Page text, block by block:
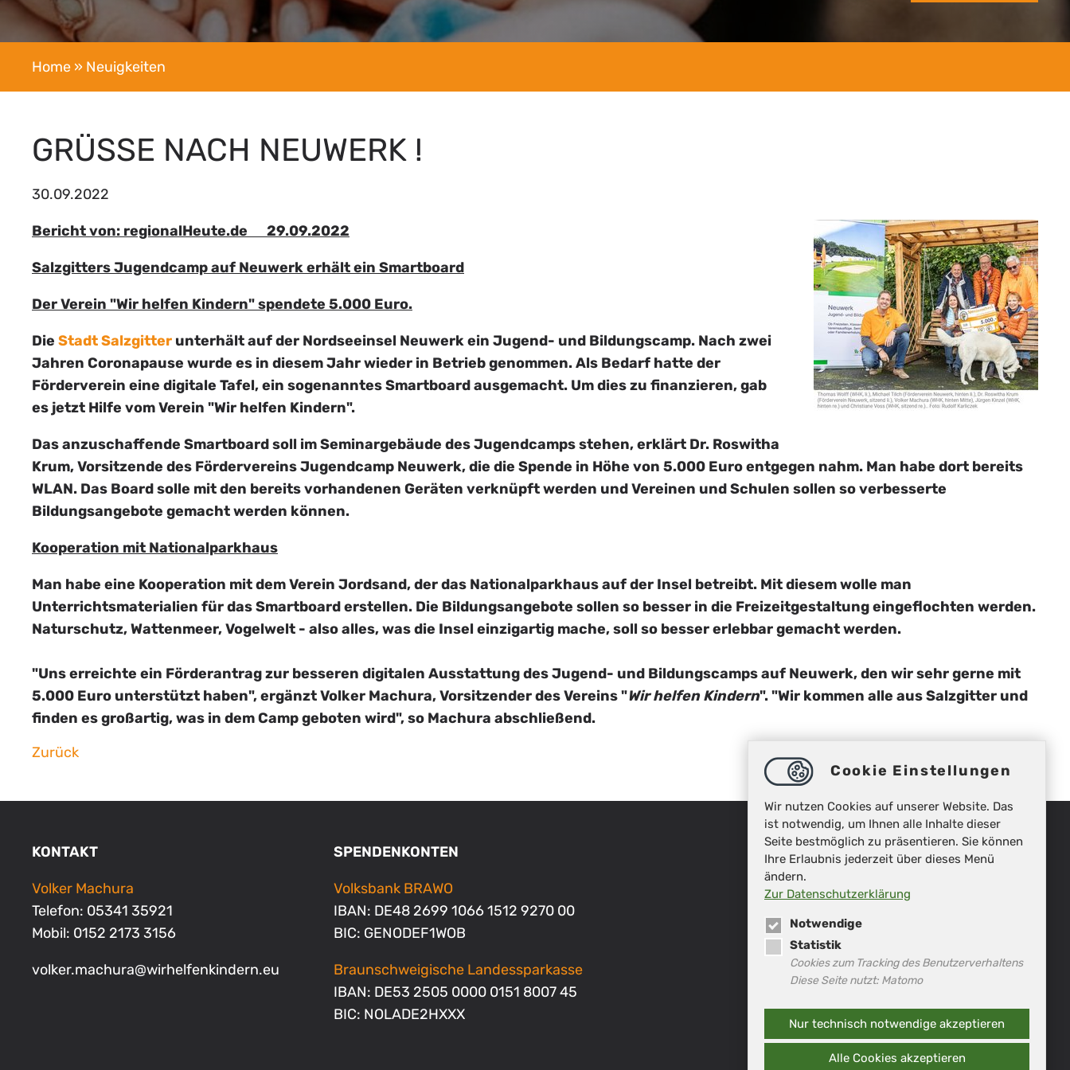
Home » Neuigkeiten
GRÜSSE NACH NEUWERK !
30.09.2022
Bericht von: regionalHeute.de 29.09.2022
Salzgitters Jugendcamp auf Neuwerk erhält ein Smartboard
Der Verein "Wir helfen Kindern" spendete 5.000 Euro.
Die Stadt Salzgitter unterhält auf der Nordseeinsel Neuwerk ein Jugend- und Bildungscamp. Nach zwei
Jahren Coronapause wurde es in diesem Jahr wieder in Betrieb genommen. Als Bedarf hatte der
Förderverein eine digitale Tafel, ein sogenanntes Smartboard ausgemacht. Um dies zu finanzieren, gab
es jetzt Hilfe vom Verein "Wir helfen Kindern".
Das anzuschaffende Smartboard soll im Seminargebäude des Jugendcamps stehen, erklärt Dr. Roswitha
Krum, Vorsitzende des Fördervereins Jugendcamp Neuwerk, die die Spende in Höhe von 5.000 Euro entgegen nahm. Man habe dort bereits
WLAN. Das Board solle mit den bereits vorhandenen Geräten verknüpft werden und Vereinen und Schulen sollen so verbesserte
Bildungsangebote gemacht werden können.
Kooperation mit Nationalparkhaus
Man habe eine Kooperation mit dem Verein Jordsand, der das Nationalparkhaus auf der Insel betreibt. Mit diesem wolle man
Unterrichtsmaterialien für das Smartboard erstellen. Die Bildungsangebote sollen so besser in die Freizeitgestaltung eingeflochten werden.
Naturschutz, Wattenmeer, Vogelwelt - also alles, was die Insel einzigartig mache, soll so besser erlebbar gemacht werden.
"Uns erreichte ein Förderantrag zur besseren digitalen Ausstattung des Jugend- und Bildungscamps auf Neuwerk, den wir sehr gerne mit
5.000 Euro unterstützt haben", ergänzt Volker Machura, Vorsitzender des Vereins "Wir helfen Kindern". "Wir kommen alle aus Salzgitter und
finden es großartig, was in dem Camp geboten wird", so Machura abschließend.
Zurück
KONTAKT
Volker Machura
Telefon: 05341 35921
Mobil: 0152 2173 3156
volker.machura@wirhelfenkindern.eu
SPENDENKONTEN
Volksbank BRAWO
IBAN: DE48 2699 1066 1512 9270 00
BIC: GENODEF1WOB
Braunschweigische Landessparkasse
IBAN: DE53 2505 0000 0151 8007 45
BIC: NOLADE2HXXX
Cookie Einstellungen
Wir nutzen Cookies auf unserer Website. Das
ist notwendig, um Ihnen alle Inhalte dieser
Seite bestmöglich zu präsentieren. Sie können
Ihre Erlaubnis jederzeit über dieses Menü
ändern.
Zur Datenschutzerklärung
Notwendige
Statistik
Cookies zum Tracking des Benutzerverhaltens
Diese Seite nutzt: Matomo
Nur technisch notwendige akzeptieren
Alle Cookies akzeptieren